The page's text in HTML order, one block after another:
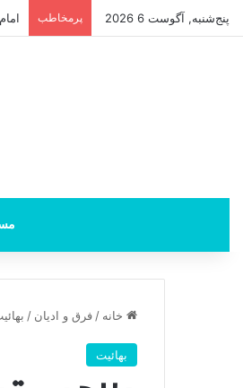
پنج‌شنبه, آگوست 6 2026 پرمخاطب
خانه / فرق و ادیان /
بهائیت